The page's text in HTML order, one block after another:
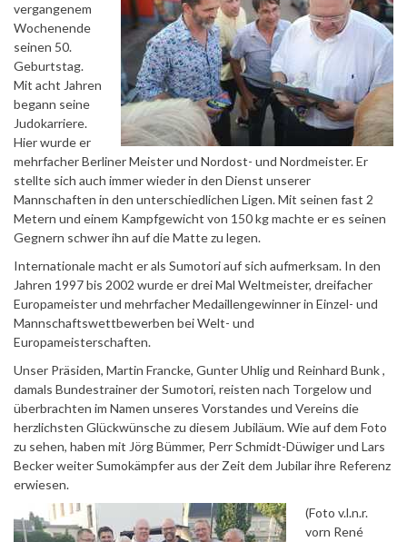
vergangenem
Wochenende
seinen 50.
Geburtstag.
Mit acht Jahren
begann seine
Judokarriere.
Hier wurde er
mehrfacher Berliner Meister und Nordost- und Nordmeister. Er
stellte sich auch immer wieder in den Dienst unserer
Mannschaften in den unterschiedlichen Ligen. Mit seinen fast 2
Metern und einem Kampfgewicht von 150 kg machte er es seinen
Gegnern schwer ihn auf die Matte zu legen.
Internationale macht er als Sumotori auf sich aufmerksam. In den
Jahren 1997 bis 2002 wurde er drei Mal Weltmeister, dreifacher
Europameister und mehrfacher Medaillengewinner in Einzel- und
Mannschaftswettbewerben bei Welt- und
Europameisterschaften.
Unser Präsiden, Martin Francke, Gunter Uhlig und Reinhard Bunk ,
damals Bundestrainer der Sumotori, reisten nach Torgelow und
überbrachten im Namen unseres Vorstandes und Vereins die
herzlichsten Glückwünsche zu diesem Jubiläum. Wie auf dem Foto
zu sehen, haben mit Jörg Bümmer, Perr Schmidt-Düwiger und Lars
Becker weiter Sumokämpfer aus der Zeit dem Jubilar ihre Referenz
erwiesen.
(Foto v.l.n.r.
vorn René